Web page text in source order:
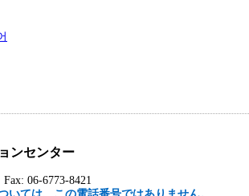
ンセンター
06-6773-8421